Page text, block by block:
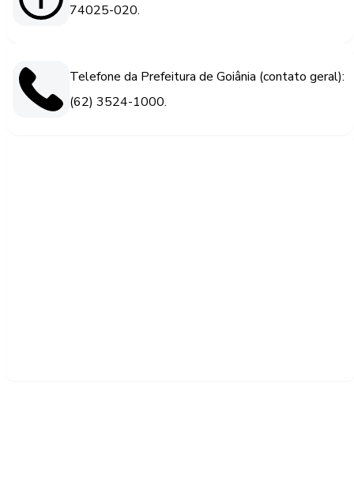
74025-020.
Telefone da Prefeitura de Goiânia (contato geral):
(62) 3524-1000.